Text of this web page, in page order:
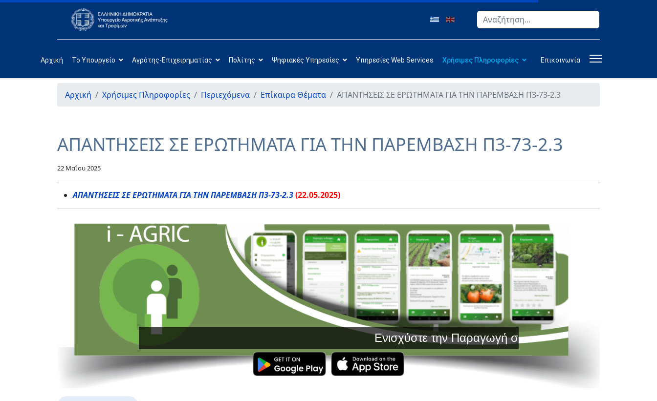
Αναζήτηση
Αρχική Το Υπουργείο Αγρότης-Επιχειρηματίας Πολίτης Ψηφιακές Υπηρεσίες Υπηρεσίες Web Services Χρήσιμες Πληροφορίες Επικοινωνία
Αρχική Χρήσιμες Πληροφορίες Περιεχόμενα Επίκαιρα Θέματα ΑΠΑΝΤΗΣΕΙΣ ΣΕ ΕΡΩΤΗΜΑΤΑ ΓΙΑ ΤΗΝ ΠΑΡΕΜΒΑΣΗ Π3-73-2.3
ΑΠΑΝΤΗΣΕΙΣ ΣΕ ΕΡΩΤΗΜΑΤΑ ΓΙΑ ΤΗΝ ΠΑΡΕΜΒΑΣΗ Π3-73-2.3
22 Μαΐου 2025
ΑΠΑΝΤΗΣΕΙΣ ΣΕ ΕΡΩΤΗΜΑΤΑ ΓΙΑ ΤΗΝ ΠΑΡΕΜΒΑΣΗ Π3-73-2.3(22.05.2025)
Ενισχύστε την Παραγωγή σας με Τεχνολογία Αιχμής και